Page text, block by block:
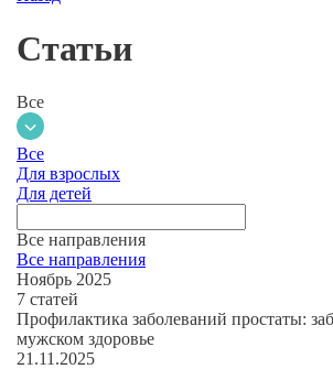
Cтатьи
Все
Все
Для взрослых
Для детей
Все направления
Все направления
Ноябрь 2025
7 статей
Профилактика заболеваний простаты:
мужском здоровье
21.11.2025